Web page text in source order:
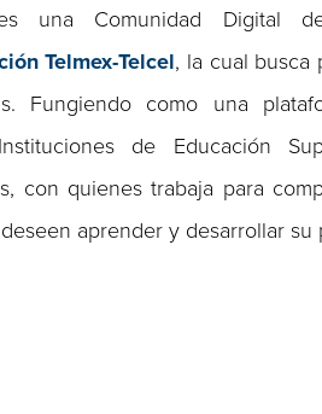
una Comunidad Digital
Telmex-Telcel, la cual busca
Fungiendo como una
de Educación
con quienes trabaja para
aprender y desarrollar su